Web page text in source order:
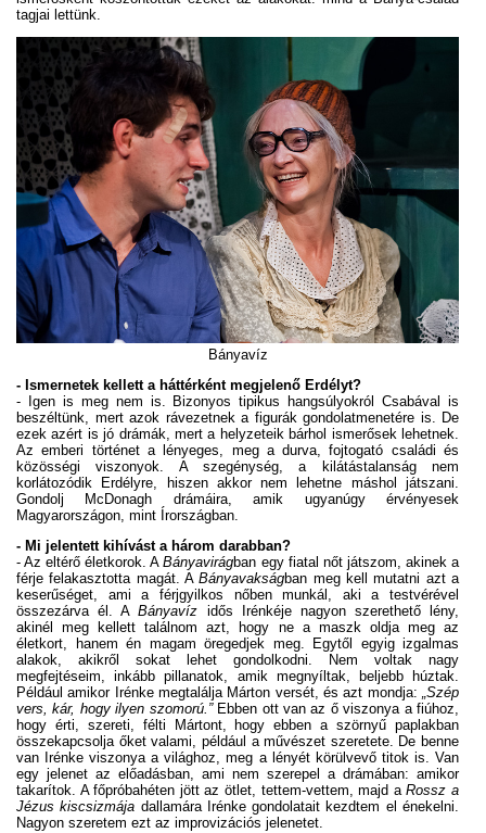
tagjai lettünk.
Bányavíz
- Ismernetek kellett a háttérként megjelenő Erdélyt?
- Igen is meg nem is. Bizonyos tipikus hangsúlyokról Csabával is
beszéltünk, mert azok rávezetnek a figurák gondolatmenetére is. De
ezek azért is jó drámák, mert a helyzeteik bárhol ismerősek lehetnek.
Az emberi történet a lényeges, meg a durva, fojtogató családi és
közösségi viszonyok. A szegénység, a kilátástalanság nem
korlátozódik Erdélyre, hiszen akkor nem lehetne máshol játszani.
Gondolj McDonagh drámáira, amik ugyanúgy érvényesek
Magyarországon, mint Írországban.
- Mi jelentett kihívást a három darabban?
- Az eltérő életkorok. ABányavirágban egy fiatal nőt játszom, akinek a
férje felakasztotta magát. ABányavakságban meg kell mutatni azt a
keserűséget, ami a férjgyilkos nőben munkál, aki a testvérével
összezárva él. ABányavíz idős Irénkéje nagyon szerethető lény,
akinél meg kellett találnom azt, hogy ne a maszk oldja meg az
életkort, hanem én magam öregedjek meg. Egytől egyig izgalmas
alakok, akikről sokat lehet gondolkodni. Nem voltak nagy
megfejtéseim, inkább pillanatok, amik megnyíltak, beljebb húztak.
Például amikor Irénke megtalálja Márton versét, és azt mondja: „Szép
vers, kár, hogy ilyen szomorú.”Ebben ott van az ő viszonya a fiúhoz,
hogy érti, szereti, félti Mártont, hogy ebben a szörnyű paplakban
összekapcsolja őket valami, például a művészet szeretete. De benne
van Irénke viszonya a világhoz, meg a lényét körülvevő titok is. Van
egy jelenet az előadásban, ami nem szerepel a drámában: amikor
takarítok. A főpróbahéten jött az ötlet, tettem-vettem, majd aRossz a
Jézus kiscsizmája dallamára Irénke gondolatait kezdtem el énekelni.
Nagyon szeretem ezt az improvizációs jelenetet.